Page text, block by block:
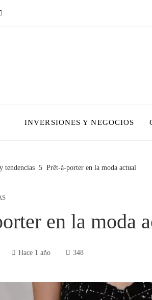
INVERSIONES Y NEGOCIOS
tendencias Prêt-à-porter en la moda actual
en la moda
Hace 1 año 348